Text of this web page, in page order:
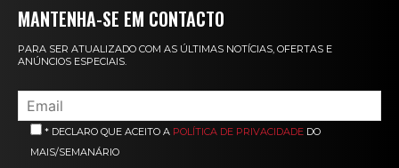
MANTENHA-SE EM CONTACTO
PARA SER ATUALIZADO COM AS ÚLTIMAS NOTÍCIAS, OFERTAS E
ANÚNCIOS ESPECIAIS.
* DECLARO QUE ACEITO A POLÍTICA DE PRIVACIDADE DO
MAIS/SEMANÁRIO